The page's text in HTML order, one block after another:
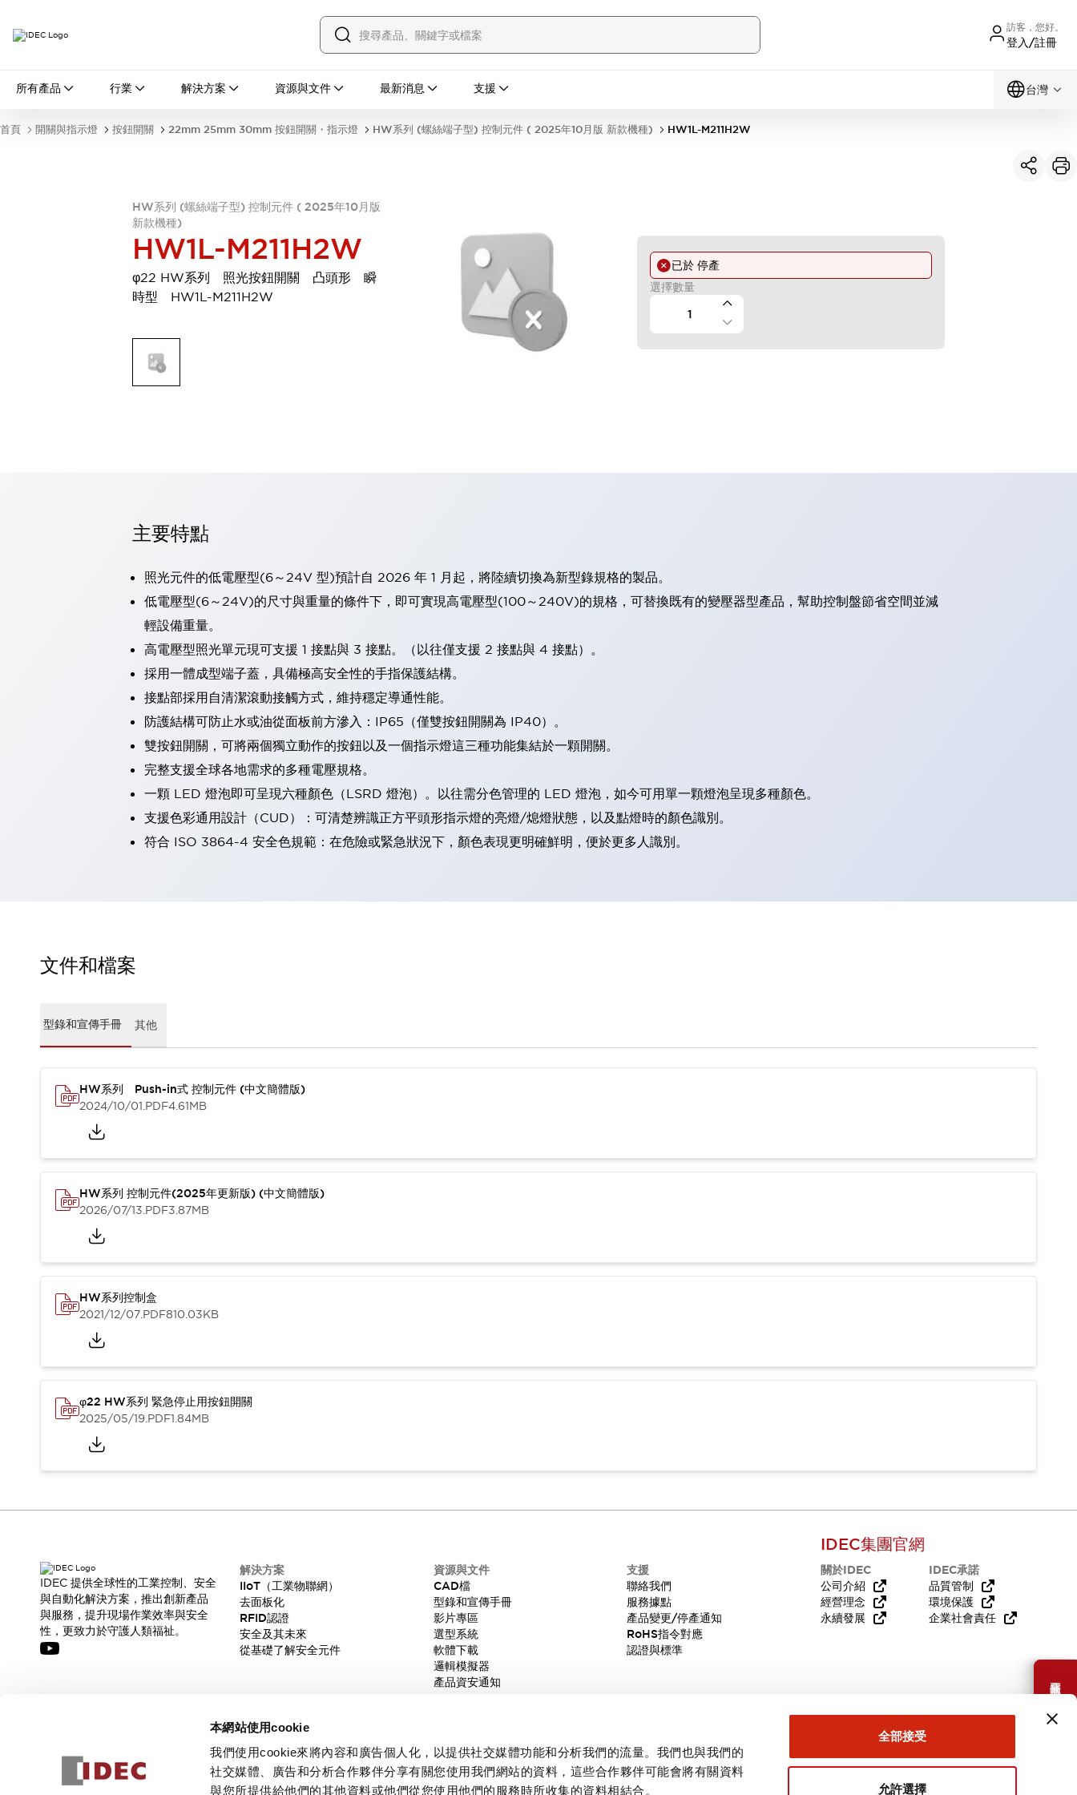
本網站使用cookie
我們使用cookie來將內容和廣告個人化，以提供社交媒體功能和分析我們的流量。我們也與我們的
社交媒體、廣告和分析合作夥伴分享有關您使用我們網站的資料，這些合作夥伴可能會將有關資料
與您所提供給他們的其他資料或他們從您使用他們的服務時所收集的資料相結合。
全部接受
允許選擇
訪客，您好。
登入/註冊
所有產品 行業 解決方案 資源與文件 最新消息 支援 台灣
所有產品
開關與指示燈
指示燈和蜂鳴器
工業機器人的潛在風險，從第三者角度徹底驗證
兼顧良好的視認性及減少維修工時
最適合小型裝置的安全對策瀏覽全部
降低機床成本的技巧簡單的讓人意外
尋找讓機床更小型化的可能性
從外觀設計的觀點提升機床的附加價值
預防導致機器故障的「瞬停」
3位置促動開關確保綜合加工中心機的安全性
使人機協作更安全、更高效
發揮協作機器人潛力的安全措施 瀏覽全部
提高半導體製造裝置設計自由度的方法
瞬間完成開關的更換，避免停機時間拉長
安全及其未來
從基礎了解安全元件
型錄和宣傳手冊
軟體下載
邏輯模擬器
產品資安通知
促銷活動
服務據點
產品變更/停產通知
RoHS指令對應
需要幫助嗎？
首頁 開關與指示燈 按鈕開關 22mm 25mm 30mm 按鈕開關・指示燈 HW系列 (螺絲端子型) 控制元件 ( 2025年10月版 新款機種) HW1L-M211H2W
HW系列 (螺絲端子型) 控制元件 ( 2025年10月版
新款機種)
HW1L-M211H2W
φ22 HW系列 照光按鈕開關 凸頭形 瞬
時型 HW1L-M211H2W
已於 停產
選擇數量
主要特點
照光元件的低電壓型(6～24V 型)預計自 2026 年 1 月起，將陸續切換為新型錄規格的製品。
低電壓型(6～24V)的尺寸與重量的條件下，即可實現高電壓型(100～240V)的規格，可替換既有的變壓器型產品，幫助控制盤節省空間並減
輕設備重量。
高電壓型照光單元現可支援 1 接點與 3 接點。（以往僅支援 2 接點與 4 接點）。
採用一體成型端子蓋，具備極高安全性的手指保護結構。
接點部採用自清潔滾動接觸方式，維持穩定導通性能。
防護結構可防止水或油從面板前方滲入：IP65（僅雙按鈕開關為 IP40）。
雙按鈕開關，可將兩個獨立動作的按鈕以及一個指示燈這三種功能集結於一顆開關。
完整支援全球各地需求的多種電壓規格。
一顆 LED 燈泡即可呈現六種顏色（LSRD 燈泡）。以往需分色管理的 LED 燈泡，如今可用單一顆燈泡呈現多種顏色。
支援色彩通用設計（CUD）：可清楚辨識正方平頭形指示燈的亮燈/熄燈狀態，以及點燈時的顏色識別。
符合 ISO 3864-4 安全色規範：在危險或緊急狀況下，顏色表現更明確鮮明，便於更多人識別。
文件和檔案
型錄和宣傳手冊 其他
HW系列 Push-in式 控制元件 (中文簡體版)
2024/10/01.PDF4.61MB
HW系列 控制元件(2025年更新版) (中文簡體版)
2026/07/13.PDF3.87MB
HW系列控制盒
2021/12/07.PDF810.03KB
φ22 HW系列 緊急停止用按鈕開關
2025/05/19.PDF1.84MB
IDEC 提供全球性的工業控制、安全
與自動化解決方案，推出創新產品
與服務，提升現場作業效率與安全
性，更致力於守護人類福祉。
解決方案
IIoT（工業物聯網）
去面板化
RFID認證
安全及其未來
從基礎了解安全元件
資源與文件
CAD檔
型錄和宣傳手冊
影片專區
選型系統
軟體下載
邏輯模擬器
產品資安通知
支援
聯絡我們
服務據點
產品變更/停產通知
RoHS指令對應
認證與標準
IDEC集團官網
關於IDEC
公司介紹
經營理念
永續發展
IDEC承諾
品質管制
環境保護
企業社會責任
訂閱